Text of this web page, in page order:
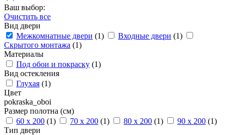
Ваш выбор:
Очистить все
Вид двери
Межкомнатные двери (1) Входные двери (1)
Скрытого монтажа (1)
Материалы
Под обои и покраску (1)
Вид остекления
Глухая (1)
Цвет
pokraska_oboi
Размер полотна (см)
60 x 200 (1) 70 x 200 (1) 80 x 200 (1) 90 x 200 (1)
Тип двери